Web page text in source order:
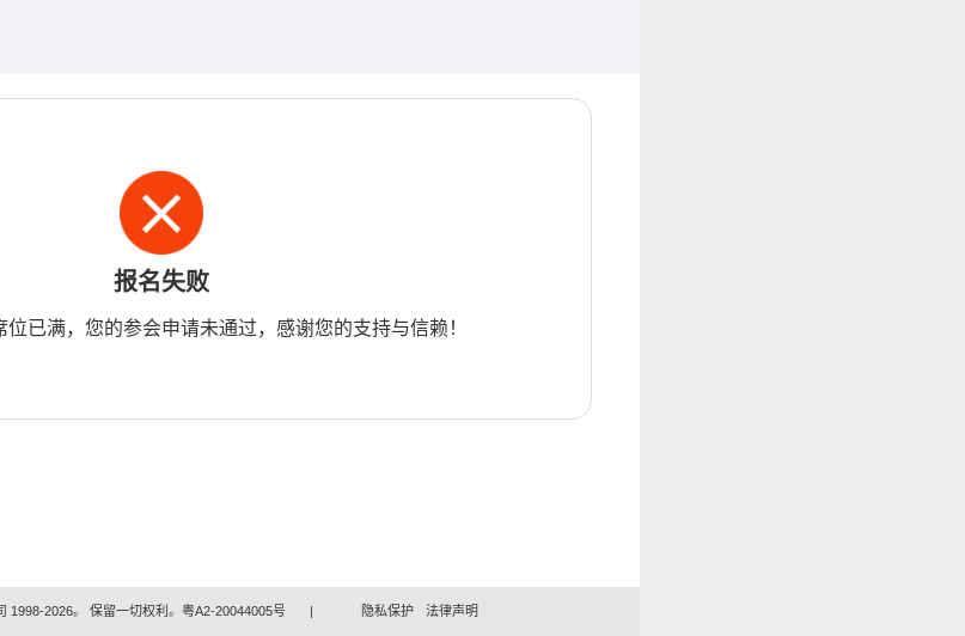
报名失败
已满，您的参会申请未通过，感谢您的支持与信赖！
1998-2026。 保留一切权利。粤A2-20044005号 | 隐私保护 法律声明